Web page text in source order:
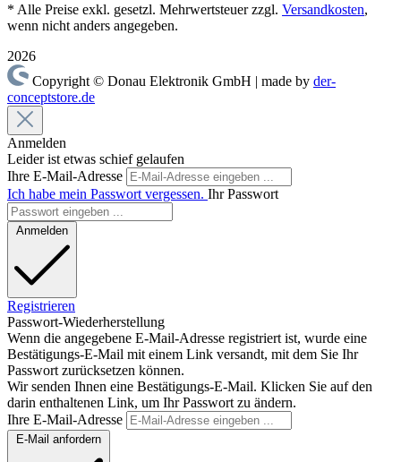
* Alle Preise exkl. gesetzl. Mehrwertsteuer zzgl. Versandkosten,
wenn nicht anders angegeben.
2026
Copyright © Donau Elektronik GmbH | made by der-
conceptstore.de
Anmelden
Leider ist etwas schief gelaufen
Ihre E-Mail-Adresse
Ich habe mein Passwort vergessen. Ihr Passwort
Anmelden
Registrieren
Passwort-Wiederherstellung
Wenn die angegebene E-Mail-Adresse registriert ist, wurde eine
Bestätigungs-E-Mail mit einem Link versandt, mit dem Sie Ihr
Passwort zurücksetzen können.
Wir senden Ihnen eine Bestätigungs-E-Mail. Klicken Sie auf den
darin enthaltenen Link, um Ihr Passwort zu ändern.
Ihre E-Mail-Adresse
E-Mail anfordern